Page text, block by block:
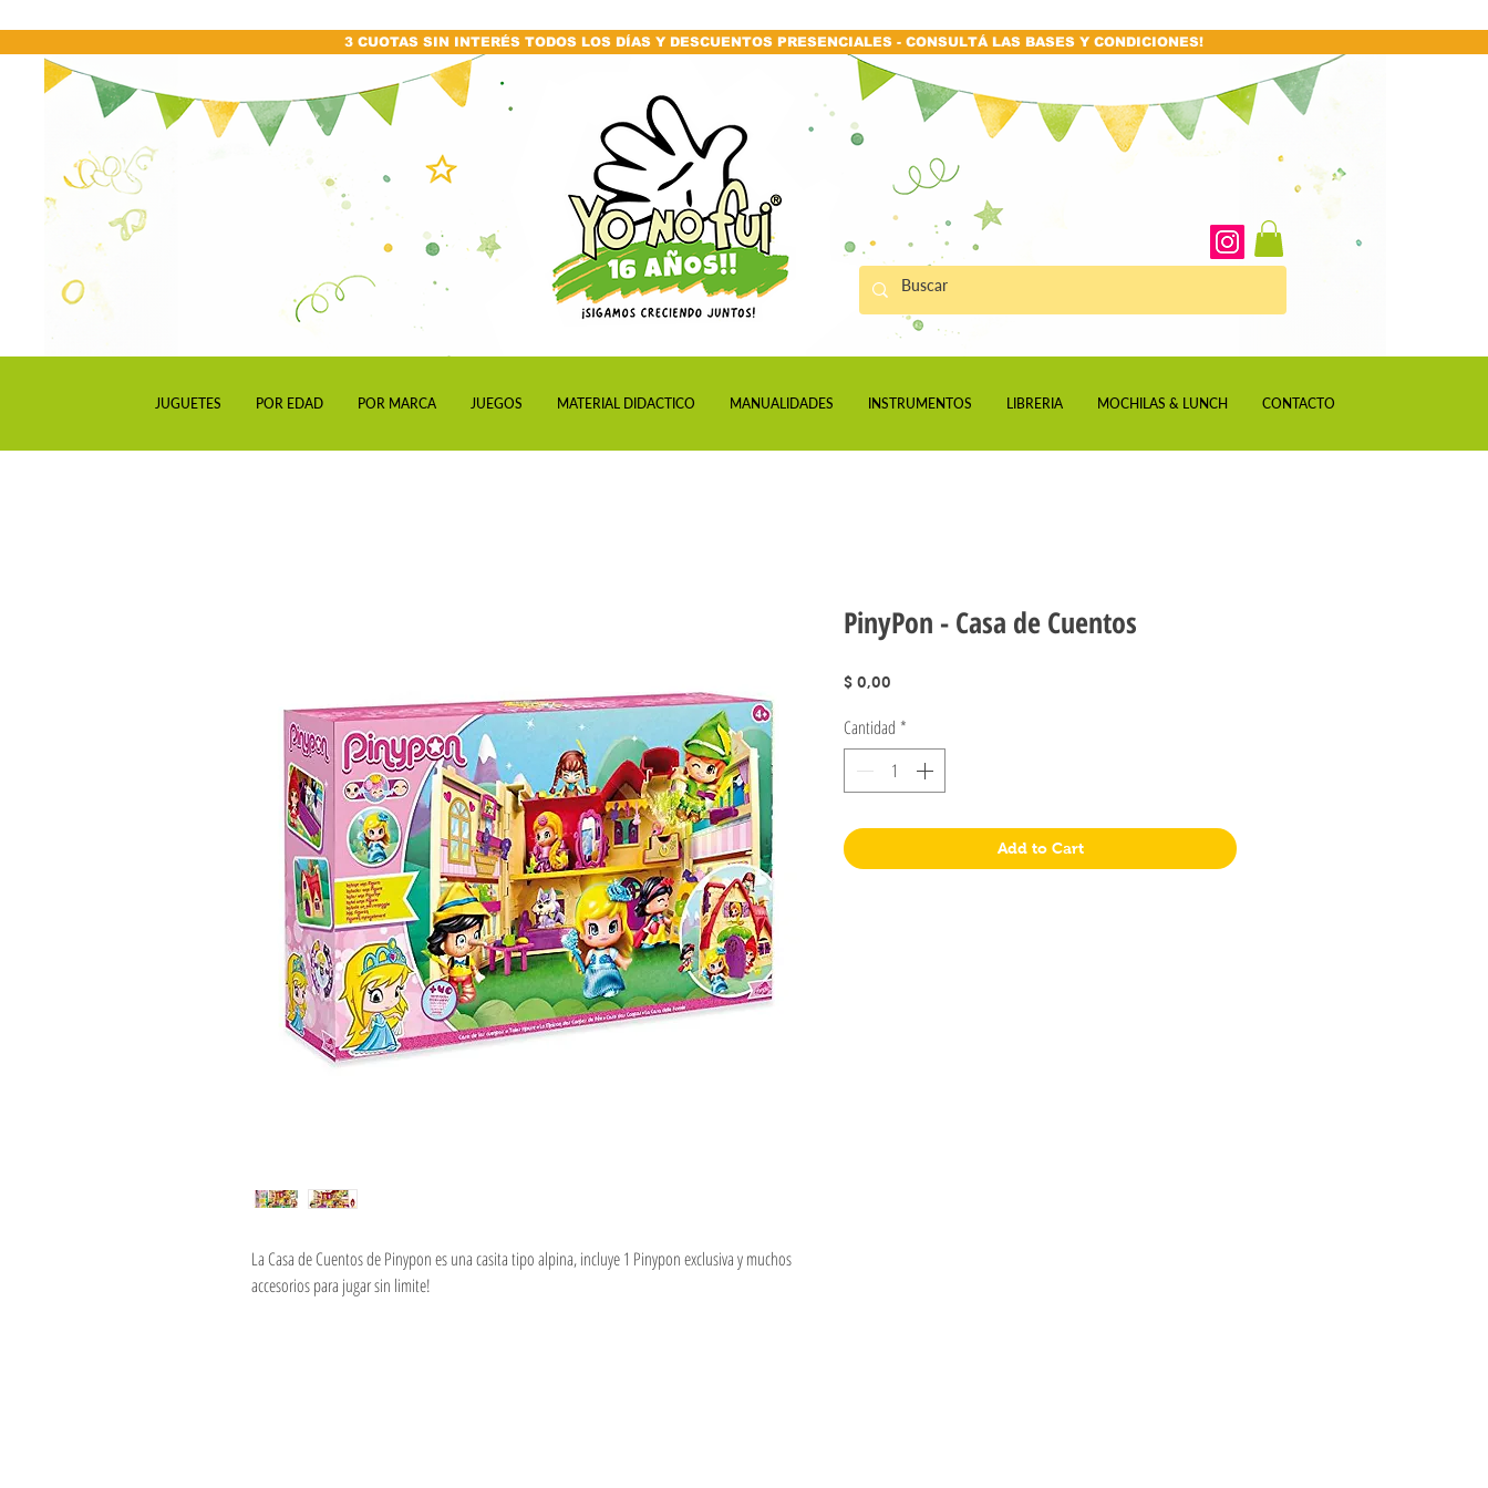
3 CUOTAS SIN INTERÉS TODOS LOS DÍAS Y DESCUENTOS PRESENCIALES - CONSULTÁ LAS BASES Y CONDICIONES!
JUGUETES POR EDAD POR MARCA JUEGOS MATERIAL DIDACTICO MANUALIDADES INSTRUMENTOS LIBRERIA MOCHILAS & LUNCH CONTACTO
La Casa de Cuentos de Pinypon es una casita tipo alpina, incluye 1 Pinypon exclusiva y muchos
accesorios para jugar sin limite!
PinyPon - Casa de Cuentos
$ 0,00
Cantidad *
Add to Cart